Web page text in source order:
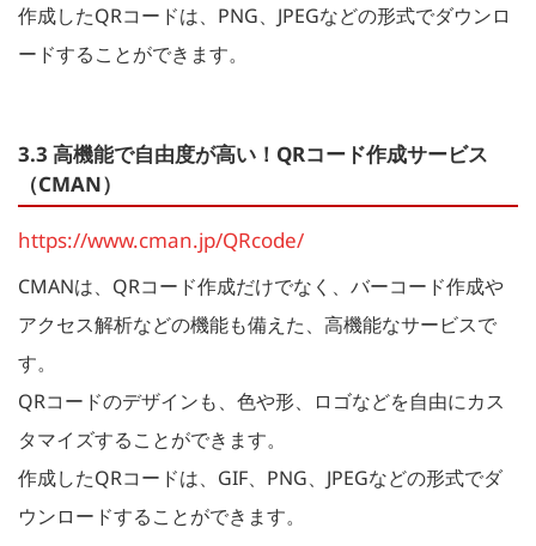
作成したQRコードは、PNG、JPEGなどの形式でダウンロ
ードすることができます。
3.3 高機能で自由度が高い！QRコード作成サービス
（CMAN）
https://www.cman.jp/QRcode/
CMANは、QRコード作成だけでなく、バーコード作成や
アクセス解析などの機能も備えた、高機能なサービスで
す。
QRコードのデザインも、色や形、ロゴなどを自由にカス
タマイズすることができます。
作成したQRコードは、GIF、PNG、JPEGなどの形式でダ
ウンロードすることができます。